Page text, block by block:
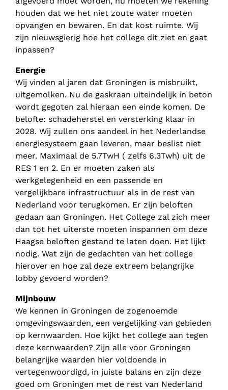
houden dat we het niet zoute water moeten
opvangen en bewaren. En dat kost ruimte. Wij
zijn nieuwsgierig hoe het college dit ziet en gaat
inpassen?
Energie
Wij vinden al jaren dat Groningen is misbruikt,
uitgemolken. Nu de gaskraan uiteindelijk in beton
wordt gegoten zal hieraan een einde komen. De
belofte: schadeherstel en versterking klaar in
2028. Wij zullen ons aandeel in het Nederlandse
energiesysteem gaan leveren, maar beslist niet
meer. Maximaal de 5.7TwH ( zelfs 6.3Twh) uit de
RES 1 en 2. En er moeten zaken als
werkgelegenheid en een passende en
vergelijkbare infrastructuur als in de rest van
Nederland voor terugkomen. Er zijn beloften
gedaan aan Groningen. Het College zal zich meer
dan tot het uiterste moeten inspannen om deze
Haagse beloften gestand te laten doen. Het lijkt
nodig. Wat zijn de gedachten van het college
hierover en hoe zal deze extreem belangrijke
lobby gevoerd worden?
Mijnbouw
We kennen in Groningen de zogenoemde
omgevingswaarden, een vergelijking van gebieden
op kernwaarden. Hoe kijkt het college aan tegen
deze kernwaarden? Zijn alle voor Groningen
belangrijke waarden hier voldoende in
vertegenwoordigd, in juiste balans en zijn deze
goed om Groningen met de rest van Nederland